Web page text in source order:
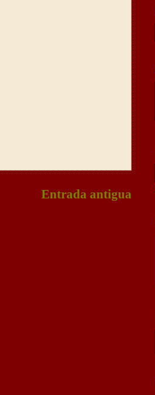
Entrada antigua